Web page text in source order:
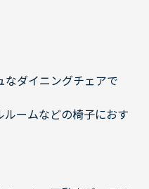
なダイニングチェアで
ームなどの椅子におす